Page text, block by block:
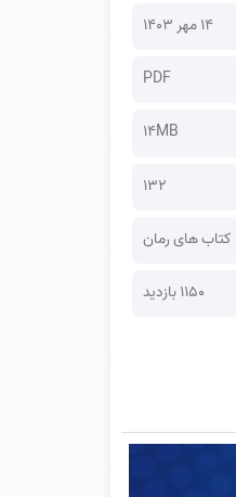
۱۴ مهر ۱۴۰۳
PDF
14MB
132
کتاب های رمان
1150 بازدید